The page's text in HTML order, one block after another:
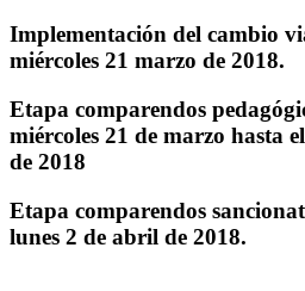
Implementación del cambio
miércoles 21 marzo de 2018.
Etapa comparendos
miércoles 21 de marzo hasta
de 2018
Etapa comparendos
lunes 2 de abril de 2018.